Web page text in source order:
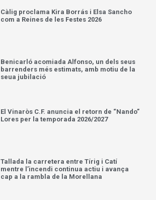
Càlig proclama Kira Borrás i Elsa Sancho
com a Reines de les Festes 2026
Benicarló acomiada Alfonso, un dels seus
barrenders més estimats, amb motiu de la
seua jubilació
El Vinaròs C.F. anuncia el retorn de “Nando”
Lores per la temporada 2026/2027
Tallada la carretera entre Tírig i Catí
mentre l’incendi continua actiu i avança
cap a la rambla de la Morellana